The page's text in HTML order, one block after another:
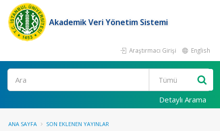
Akademik Veri Yönetim Sistemi
Araştırmacı Girişi English
Ara
Detaylı Arama
ANA SAYFA SON EKLENEN YAYINLAR